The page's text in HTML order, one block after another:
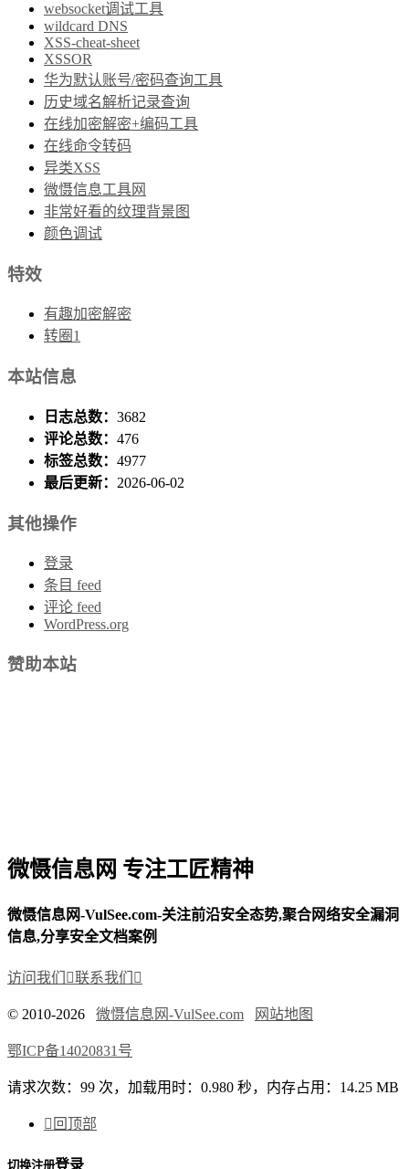
websocket调试工具
wildcard DNS
XSS-cheat-sheet
XSSOR
华为默认账号/密码查询工具
历史域名解析记录查询
在线加密解密+编码工具
在线命令转码
异类XSS
微慑信息工具网
非常好看的纹理背景图
颜色调试
特效
有趣加密解密
转圈1
本站信息
日志总数： 3682
评论总数： 476
标签总数： 4977
最后更新： 2026-06-02
其他操作
登录
条目 feed
评论 feed
WordPress.org
赞助本站
微慑信息网 专注工匠精神
微慑信息网-VulSee.com-关注前沿安全态势,聚合网络安全漏洞
信息,分享安全文档案例
访问我们 联系我们 
© 2010-2026 微慑信息网-VulSee.com 网站地图
鄂ICP备14020831号
请求次数：99 次，加载用时：0.980 秒，内存占用：14.25 MB
 回顶部
切换注册登录